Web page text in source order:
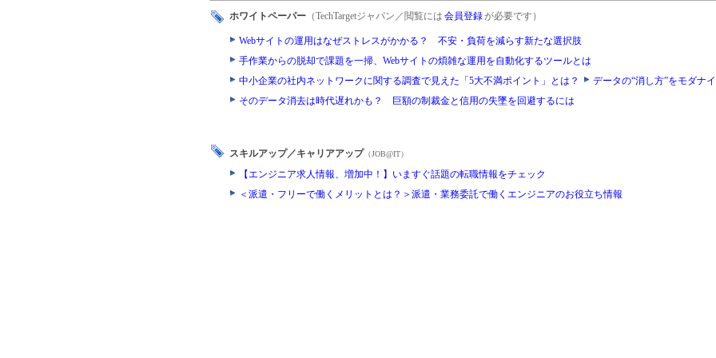
ホワイトペーパー （TechTargetジャパン／閲覧には 会員登録が必要です）
Webサイトの運用はなぜストレスがかかる？ 不安・負荷を減らす新たな選択肢
手作業からの脱却で課題を一掃、Webサイトの煩雑な運用を自動化するツールとは
中小企業の社内ネットワークに関する調査で見えた「5大不満ポイント」とは？
データの“消し方”をモダナ
そのデータ消去は時代遅れかも？ 巨額の制裁金と信用の失墜を回避するには
スキルアップ／キャリアアップ （JOB@IT）
【エンジニア求人情報、増加中！】いますぐ話題の転職情報をチェック
＜派遣・フリーで働くメリットとは？＞派遣・業務委託で働くエンジニアのお役立ち情報